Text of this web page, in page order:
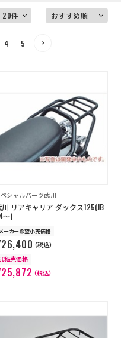
用情報
品レビュー利用規約
金ポリシー
4 5
シャルパーツ武川
川 リアキャリア ダックス125(JB
～)
ーカー希望小売価格
（税込）
販売価格
（税込）